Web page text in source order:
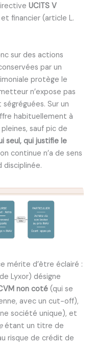
UCITS V
financier (article L.
sur des actions
par un
protège le
n’expose pas
Sur un
habituellement à
sauf pic de
seul, qui justifie le
continue n’a de sens
disciplinée.
mérite d’être éclairé :
Lyxor) désigne
non coté (qui se
avec un cut-off),
société unique), et
étant un titre de
risque de crédit de